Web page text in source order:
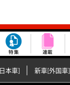
本車] 新車[外国車]